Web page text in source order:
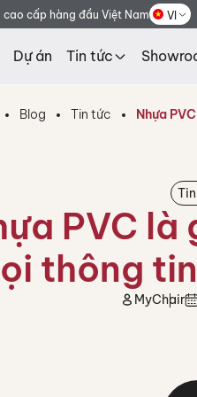
cấp hàng đầu Việt Nam VI
Dự án Tin tức
Blog Tin tức Nhựa
PVC
thông
MyChair